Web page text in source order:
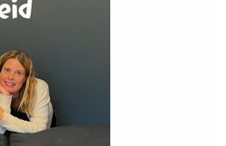
korleis vi kan hjelpa dei til